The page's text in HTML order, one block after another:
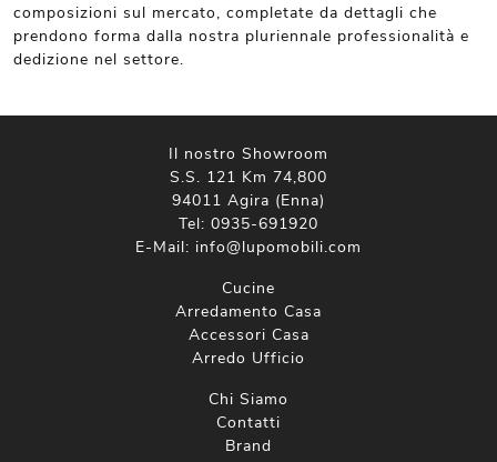
composizioni sul mercato, completate da dettagli che
prendono forma dalla nostra pluriennale professionalità e
dedizione nel settore.
Il nostro Showroom
S.S. 121 Km 74,800
94011 Agira (Enna)
Tel: 0935-691920
E-Mail: info@lupomobili.com
Cucine
Arredamento Casa
Accessori Casa
Arredo Ufficio
Chi Siamo
Contatti
Brand